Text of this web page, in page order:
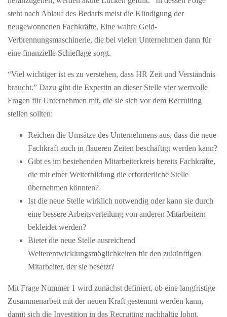
steht nach Ablauf des Bedarfs meist die Kündigung der
neugewonnenen Fachkräfte. Eine wahre Geld-
Verbrennungsmaschinerie, die bei vielen Unternehmen dann für
eine finanzielle Schieflage sorgt.
“Viel wichtiger ist es zu verstehen, dass HR Zeit und Verständnis
braucht.” Dazu gibt die Expertin an dieser Stelle vier wertvolle
Fragen für Unternehmen mit, die sie sich vor dem Recruiting
stellen sollten:
Reichen die Umsätze des Unternehmens aus, dass die neue
Fachkraft auch in flaueren Zeiten beschäftigt werden kann?
Gibt es im bestehenden Mitarbeiterkreis bereits Fachkräfte,
die mit einer Weiterbildung die erforderliche Stelle
übernehmen könnten?
Ist die neue Stelle wirklich notwendig oder kann sie durch
eine bessere Arbeitsverteilung von anderen Mitarbeitern
bekleidet werden?
Bietet die neue Stelle ausreichend
Weiterentwicklungsmöglichkeiten für den zukünftigen
Mitarbeiter, der sie besetzt?
Mit Frage Nummer 1 wird zunächst definiert, ob eine langfristige
Zusammenarbeit mit der neuen Kraft gestemmt werden kann,
damit sich die Investition in das Recruiting nachhaltig lohnt.